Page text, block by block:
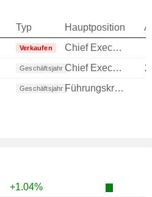
+1.04%
Typ Hauptposition
Verkaufen Chief Executive Officer (CEO)
Geschäftsjahr Chief Executive Officer (CEO)
Geschäftsjahr Führungskraft / leitender Angestellter